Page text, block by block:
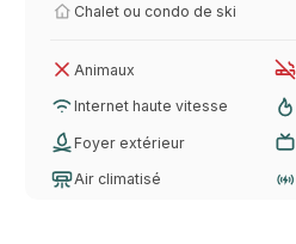
Chalet ou condo de ski
Animaux
Internet haute vitesse
Foyer extérieur
Air climatisé